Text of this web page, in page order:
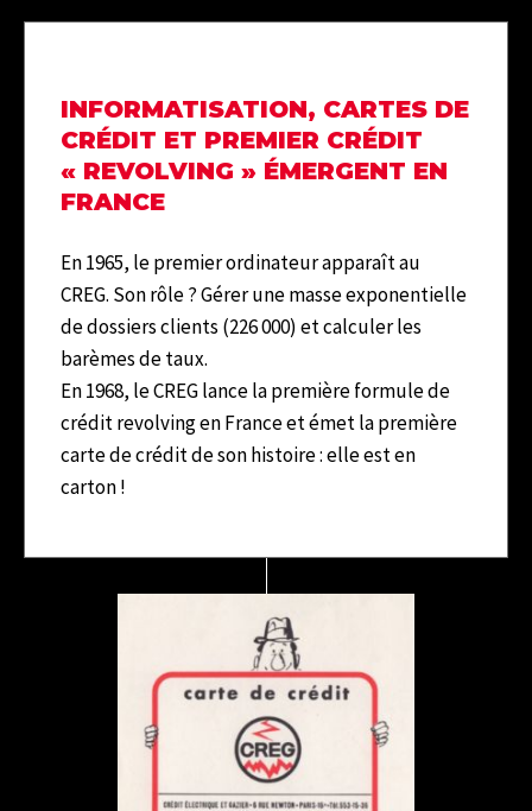
INFORMATISATION, CARTES DE
CRÉDIT ET PREMIER CRÉDIT
« REVOLVING » ÉMERGENT EN
FRANCE
En 1965, le premier ordinateur apparaît au
CREG. Son rôle ? Gérer une masse exponentielle
de dossiers clients (226 000) et calculer les
barèmes de taux.
En 1968, le CREG lance la première formule de
crédit revolving en France et émet la première
carte de crédit de son histoire : elle est en
carton !